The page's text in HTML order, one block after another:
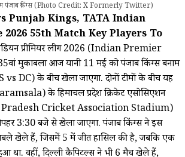
पंजाब किंग्स (Photo Credit: X Formerly Twitter)
Punjab Kings, TATA Indian
55th Match Key Players To
प्रीमियर लीग 2026 (Indian Premier
मुकाबला आज यानी 11 मई को पंजाब किंग्स बनाम
DC) के बीच खेला जाएगा. दोनों टीमों के बीच यह
के हिमाचल प्रदेश क्रिकेट एसोसिएशन
Pradesh Cricket Association Stadium)
3:30 बजे से खेला जाएगा. पंजाब किंग्स ने इस
खेले हैं, जिसमें 5 में जीत हासिल की है, जबकि एक